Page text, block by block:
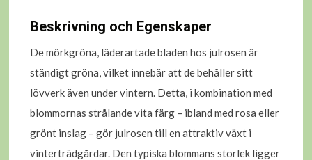
Beskrivning och Egenskaper
De mörkgröna, läderartade bladen hos julrosen är
ständigt gröna, vilket innebär att de behåller sitt
lövverk även under vintern. Detta, i kombination med
blommornas strålande vita färg – ibland med rosa eller
grönt inslag – gör julrosen till en attraktiv växt i
vinterträdgårdar. Den typiska blommans storlek ligger